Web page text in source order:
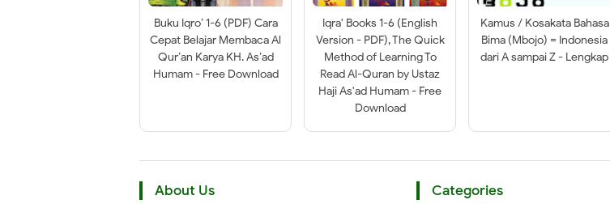
Buku Iqro’ 1-6 (PDF) Cara
Cepat Belajar Membaca Al
Qur’an Karya KH. As’ad
Humam - Free Download
Iqra' Books 1-6 (English
Version - PDF), The Quick
Method of Learning To
Read Al-Quran by Ustaz
Haji As'ad Humam - Free
Download
Kamus / Kosakata Bahasa
Bima (Mbojo) = Indonesia
dari A sampai Z - Lengkap
About Us Categories